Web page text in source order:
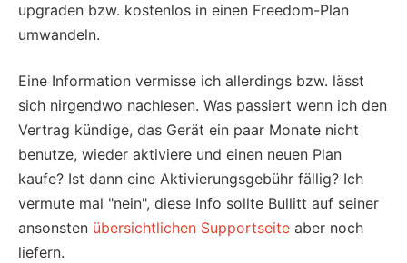
upgraden bzw. kostenlos in einen Freedom-Plan
umwandeln.
Eine Information vermisse ich allerdings bzw. lässt
sich nirgendwo nachlesen. Was passiert wenn ich den
Vertrag kündige, das Gerät ein paar Monate nicht
benutze, wieder aktiviere und einen neuen Plan
kaufe? Ist dann eine Aktivierungsgebühr fällig? Ich
vermute mal "nein", diese Info sollte Bullitt auf seiner
ansonsten übersichtlichen Supportseite aber noch
liefern.